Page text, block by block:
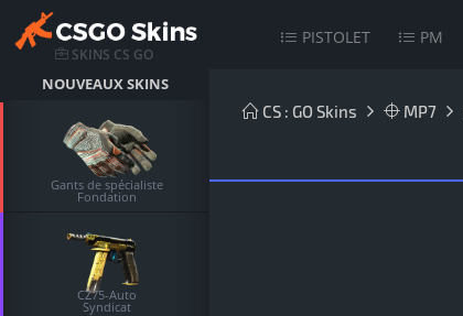
SKINS CS GO
NOUVEAUX SKINS
Gants de spécialiste
Fondation
CZ75-Auto
Syndicat
PISTOLET PM
CS : GO Skins MP7